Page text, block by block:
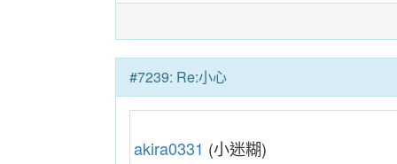
#7239: Re:小心
akira0331 (小迷糊)